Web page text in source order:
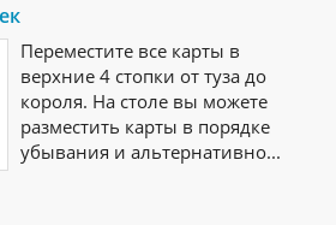
Переместите все карты в
верхние 4 стопки от туза до
короля. На столе вы можете
разместить карты в порядке
убывания и альтернативно...